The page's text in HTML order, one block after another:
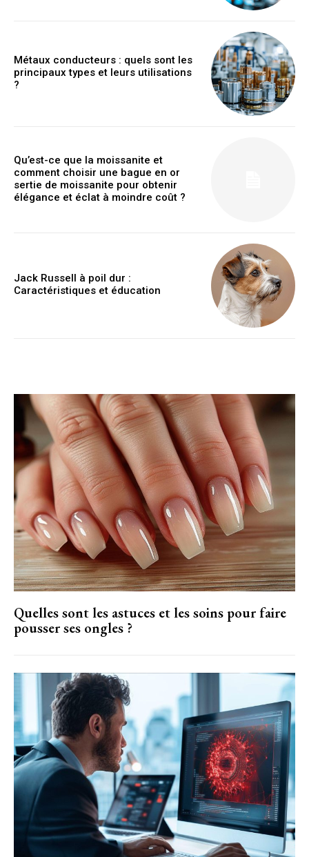
Métaux conducteurs : quels sont les
principaux types et leurs utilisations
?
Qu’est-ce que la moissanite et
comment choisir une bague en or
sertie de moissanite pour obtenir
élégance et éclat à moindre coût ?
Jack Russell à poil dur :
Caractéristiques et éducation
Quelles sont les astuces et les soins pour faire
pousser ses ongles ?